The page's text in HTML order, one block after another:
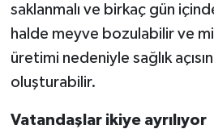
saklanmalı ve birkaç gün
halde meyve bozulabilir ve
üretimi nedeniyle sağlık
oluşturabilir.
Vatandaşlar ikiye ayrılıyor